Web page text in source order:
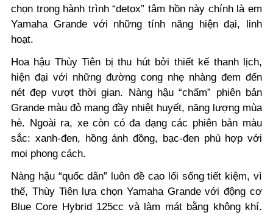
chọn trong hành trình “detox” tâm hồn này chính là em
Yamaha Grande với những tính năng hiện đại, linh
hoạt.
Hoa hậu Thùy Tiên bị thu hút bởi thiết kế thanh lịch,
hiện đại với những đường cong nhẹ nhàng đem đến
nét đẹp vượt thời gian. Nàng hậu “chấm” phiên bản
Grande màu đỏ mang đầy nhiệt huyết, năng lượng mùa
hè. Ngoài ra, xe còn có đa dạng các phiên bản màu
sắc: xanh-đen, hồng ánh đồng, bạc-đen phù hợp với
mọi phong cách.
Nàng hậu “quốc dân” luôn đề cao lối sống tiết kiệm, vì
thế, Thùy Tiên lựa chọn Yamaha Grande với động cơ
Blue Core Hybrid 125cc và làm mát bằng không khí.